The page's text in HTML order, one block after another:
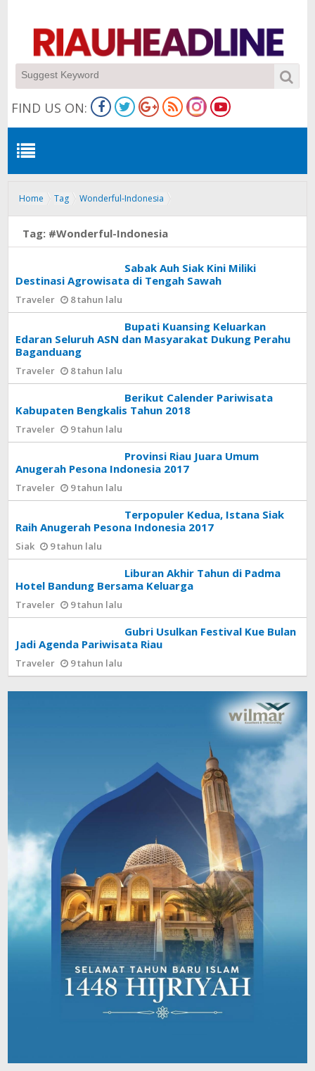
FIND US ON:
Home Tag Wonderful-Indonesia
Tag: #Wonderful-Indonesia
Sabak Auh Siak Kini Miliki
Destinasi Agrowisata di Tengah Sawah
Traveler 8 tahun lalu
Bupati Kuansing Keluarkan
Edaran Seluruh ASN dan Masyarakat Dukung Perahu
Baganduang
Traveler 8 tahun lalu
Berikut Calender Pariwisata
Kabupaten Bengkalis Tahun 2018
Traveler 9 tahun lalu
Provinsi Riau Juara Umum
Anugerah Pesona Indonesia 2017
Traveler 9 tahun lalu
Terpopuler Kedua, Istana Siak
Raih Anugerah Pesona Indonesia 2017
Siak 9 tahun lalu
Liburan Akhir Tahun di Padma
Hotel Bandung Bersama Keluarga
Traveler 9 tahun lalu
Gubri Usulkan Festival Kue Bulan
Jadi Agenda Pariwisata Riau
Traveler 9 tahun lalu